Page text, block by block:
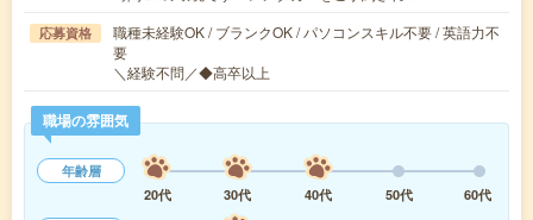
応募資格
職種未経験OK / ブランクOK / パソコンスキル不要 / 英語力不
要
＼経験不問／◆高卒以上
職場の雰囲気
年齢層
20代
30代 40代 50代
60代